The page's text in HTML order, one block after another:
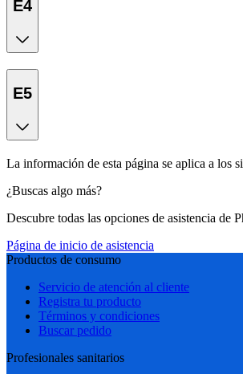
E4
E5
La información de esta página se aplica a los
¿Buscas algo más?
Descubre todas las opciones de asistencia de
Página de inicio de asistencia
Productos de consumo
Servicio de atención al cliente
Registra tu producto
Términos y condiciones
Buscar pedido
Profesionales sanitarios